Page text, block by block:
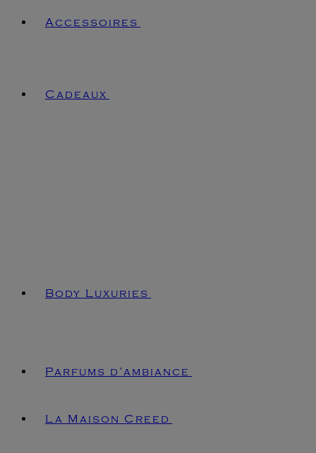
Accessoires
Cadeaux
Body Luxuries
Parfums d’ambiance
La Maison Creed